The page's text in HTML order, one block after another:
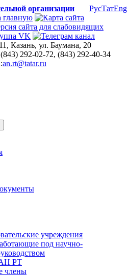
организации РусТатEng
Казань, ул. Баумана, 20
292-02-72, (843) 292-40-34
an.rt@tatar.ru
учреждения
под научно-
АН РТ
члены